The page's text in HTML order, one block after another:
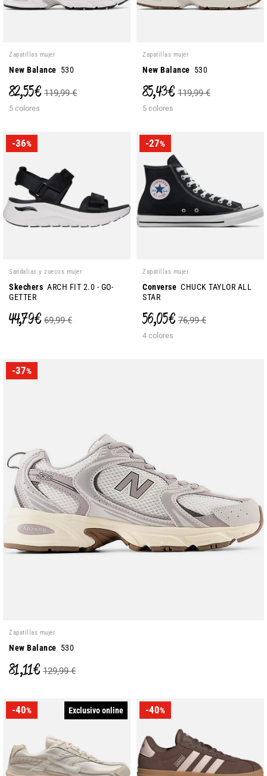
Zapatillas mujer
New Balance 530
82,55 € 119,99 €
5 colores
Zapatillas mujer
New Balance 530
85,43 € 119,99 €
5 colores
-36%
Sandalias y zuecos mujer
Skechers ARCH FIT 2.0 - GO-
GETTER
44,79 € 69,99 €
-27%
Zapatillas mujer
Converse CHUCK TAYLOR ALL
STAR
56,05 € 76,99 €
4 colores
-37%
Zapatillas mujer
New Balance 530
81,11 € 129,99 €
-40% Exclusivo online -40%